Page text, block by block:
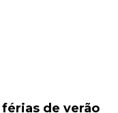
férias de verão